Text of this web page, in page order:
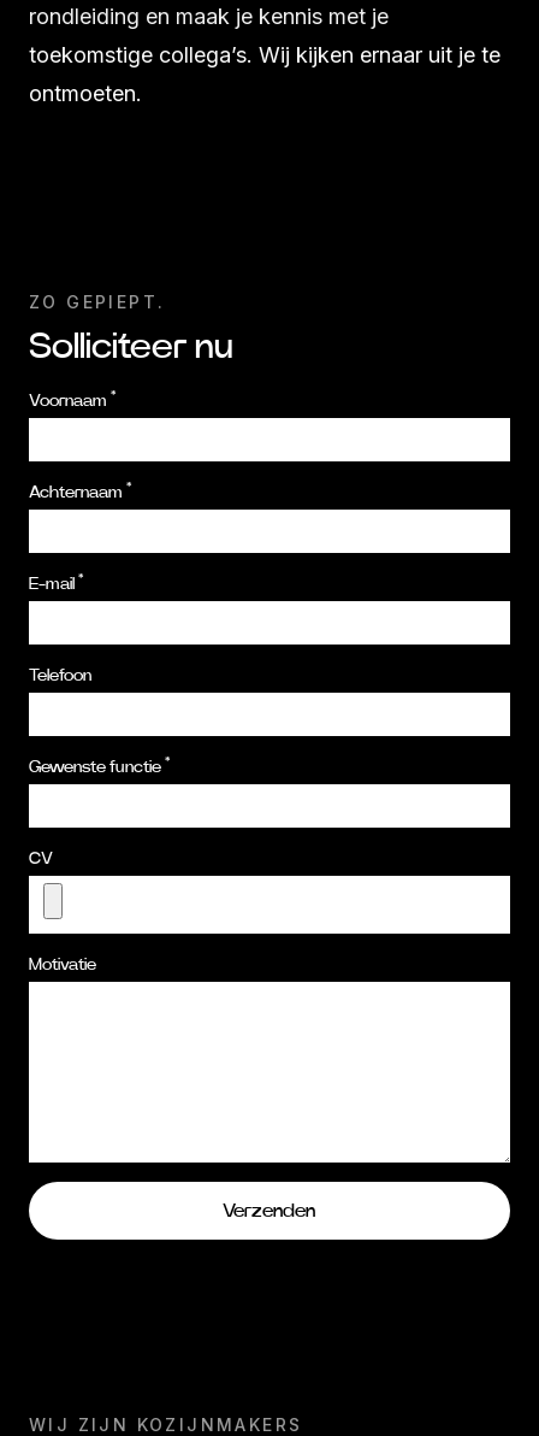
rondleiding en maak je kennis met je
toekomstige collega’s. Wij kijken ernaar uit je te
ontmoeten.
ZO GEPIEPT.
Solliciteer nu
Phone Number
Voornaam *
Achternaam *
E-mail *
Telefoon
Gewenste functie *
CV
Motivatie
Verzenden
WIJ ZIJN KOZIJNMAKERS